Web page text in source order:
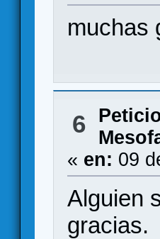
muchas
6
« en: 09
Alguien
gracias.